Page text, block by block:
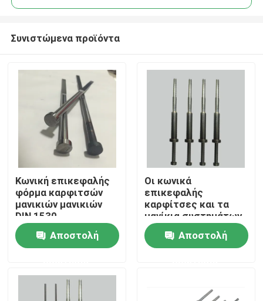
Σπίτι
Συνιστώμενα προϊόντα
Κωνική επικεφαλής
φόρμα καρφιτσών
μανικιών μανικιών
DIN 1530
συστημάτων
εκτίναξης φορμών
εναζώτωσης
Αποστολή
Οι κωνικά
επικεφαλής
καρφίτσες και τα
μανίκια συστημάτων
εκτίναξης
λεπταίνουν τον τοίχο
Αποστολή